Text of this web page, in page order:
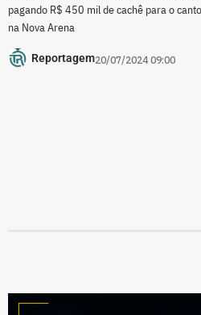
pagando R$ 450 mil de cachê para o
na Nova Arena
Reportagem20/07/2024 09:00